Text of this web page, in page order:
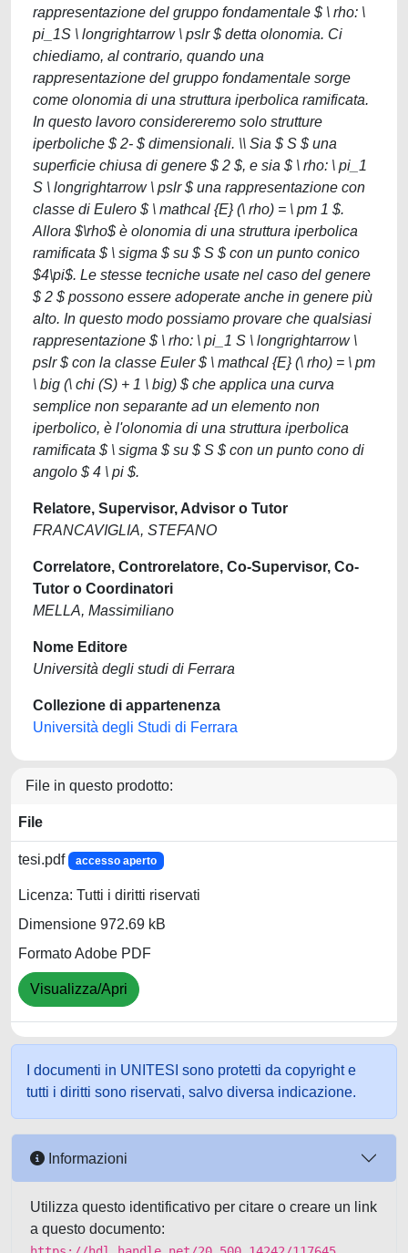
rappresentazione del gruppo fondamentale $ \ rho: \
pi_1S \ longrightarrow \ pslr $ detta olonomia. Ci
chiediamo, al contrario, quando una
rappresentazione del gruppo fondamentale sorge
come olonomia di una struttura iperbolica ramificata.
In questo lavoro considereremo solo strutture
iperboliche $ 2- $ dimensionali. \\ Sia $ S $ una
superficie chiusa di genere $ 2 $, e sia $ \ rho: \ pi_1
S \ longrightarrow \ pslr $ una rappresentazione con
classe di Eulero $ \ mathcal {E} (\ rho) = \ pm 1 $.
Allora $\rho$ è olonomia di una struttura iperbolica
ramificata $ \ sigma $ su $ S $ con un punto conico
$4\pi$. Le stesse tecniche usate nel caso del genere
$ 2 $ possono essere adoperate anche in genere più
alto. In questo modo possiamo provare che qualsiasi
rappresentazione $ \ rho: \ pi_1 S \ longrightarrow \
pslr $ con la classe Euler $ \ mathcal {E} (\ rho) = \ pm
\ big (\ chi (S) + 1 \ big) $ che applica una curva
semplice non separante ad un elemento non
iperbolico, è l'olonomia di una struttura iperbolica
ramificata $ \ sigma $ su $ S $ con un punto cono di
angolo $ 4 \ pi $.
Relatore, Supervisor, Advisor o Tutor
FRANCAVIGLIA, STEFANO
Correlatore, Controrelatore, Co-Supervisor, Co-
Tutor o Coordinatori
MELLA, Massimiliano
Nome Editore
Università degli studi di Ferrara
Collezione di appartenenza
Università degli Studi di Ferrara
File in questo prodotto:
File
tesi.pdf accesso aperto
Licenza: Tutti i diritti riservati
Dimensione 972.69 kB
Formato Adobe PDF
Visualizza/Apri
I documenti in UNITESI sono protetti da copyright e
tutti i diritti sono riservati, salvo diversa indicazione.
Informazioni
Utilizza questo identificativo per citare o creare un link
a questo documento: